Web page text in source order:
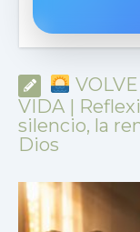
VIDA |
silencio, la
Dios